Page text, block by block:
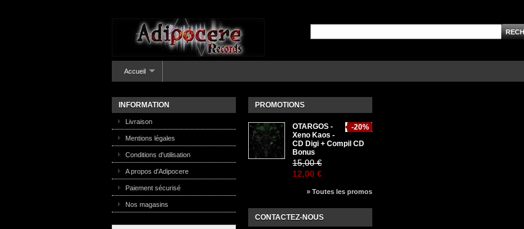
Accueil
INFORMATION
Livraison
Mentions légales
Conditions d'utilisation
A propos d'Adipocere
Paiement sécurisé
Nos magasins
PROMOTIONS
-20%
OTARGOS -
Xeno Kaos -
CD Digi + Compil CD
Bonus
15,00 €
12,00 €
» Toutes les promos
CONTACTEZ-NOUS